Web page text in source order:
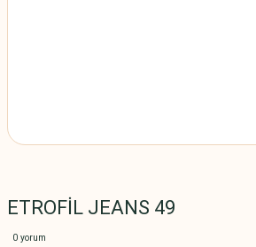
ETROFİL JEANS 49
0 yorum